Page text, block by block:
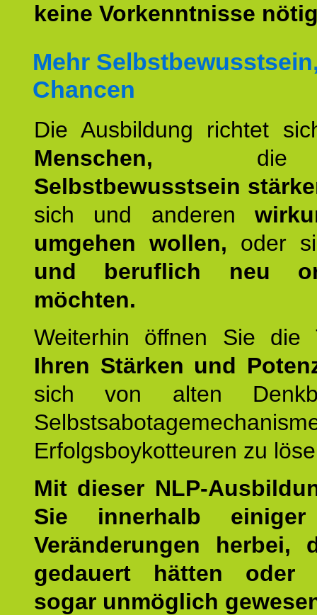
keine Vorkenntnisse
Mehr
Chancen
Die Ausbildung richtet
Menschen, die
Selbstbewusstsein
sich und anderen
umgehen wollen, oder
und beruflich neu
möchten.
Weiterhin öffnen Sie
Ihren Stärken und
sich von alten
Erfolgsboykotteuren zu
Mit dieser NLP-
Sie innerhalb einiger
Veränderungen herbei,
gedauert hätten oder
sogar unmöglich